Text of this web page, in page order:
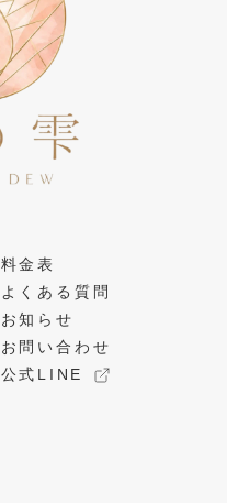
料金表
よくある質問
お知らせ
お問い合わせ
公式LINE